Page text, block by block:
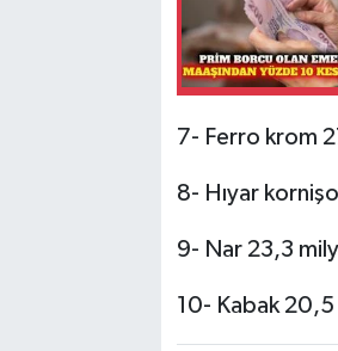
7- Ferro krom
8- Hıyar
9- Nar 23,3
10- Kabak